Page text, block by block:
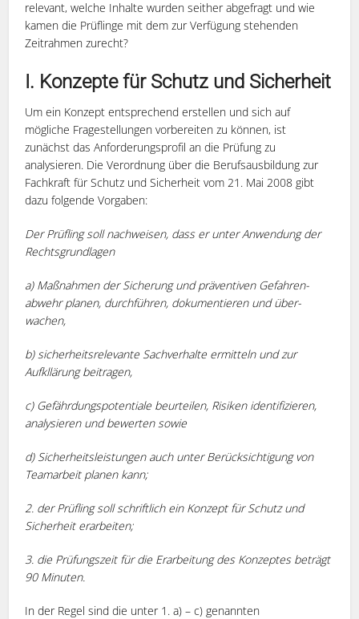
relevant, welche Inhalte wurden seither abgefragt und wie
kamen die Prüflinge mit dem zur Verfügung stehenden
Zeitrahmen zurecht?
I. Konzepte für Schutz und Sicherheit
Um ein Konzept entsprechend erstellen und sich auf
mögliche Fragestellungen vorbereiten zu können, ist
zunächst das Anforderungsprofil an die Prüfung zu
analysieren. Die Verordnung über die Berufsausbildung zur
Fachkraft für Schutz und Sicherheit vom 21. Mai 2008 gibt
dazu folgende Vorgaben:
Der Prüfling soll nachweisen, dass er unter Anwendung der
Rechtsgrundlagen
a) Maßnahmen der Sicherung und präventiven Gefahren­
abwehr planen, durchführen, dokumentieren und über­
wachen,
b) sicherheitsrelevante Sachverhalte ermitteln und zur
Aufkllärung beitragen,
c) Gefährdungspotentiale beurteilen, Risiken identifizieren,
analysieren und bewerten sowie
d) Sicherheitsleistungen auch unter Berücksichtigung von
Teamarbeit planen kann;
2. der Prüfling soll schriftlich ein Konzept für Schutz und
Sicherheit erarbeiten;
3. die Prüfungszeit für die Erarbeitung des Konzeptes beträgt
90 Minuten.
In der Regel sind die unter 1. a) – c) genannten